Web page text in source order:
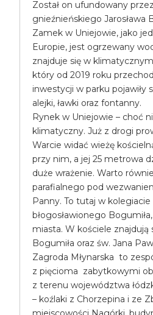
Został on ufundowany
gnieźnieńskiego Jarosława
Zamek w Uniejowie, jako
Europie, jest ogrzewany
znajduje się w
który od 2019 roku
inwestycji w parku pojawiły
alejki, ławki oraz fontanny.
Rynek w Uniejowie – choć
klimatyczny. Już z drogi
Warcie widać wieżę
przy nim, a jej 25 metrowa
duże wrażenie. Warto
parafialnego pod
Panny. To tutaj w
błogosławionego
miasta. W kościele znajdują
Bogumiła oraz św. Jana
Zagroda Młynarska to
z pięcioma zabytkowymi
z terenu województwa
– koźlaki z Chorzepina i ze